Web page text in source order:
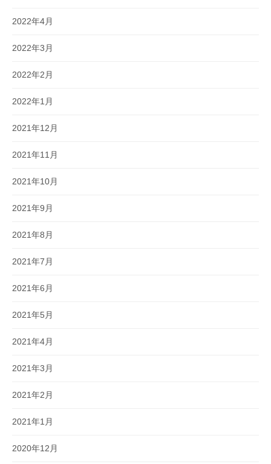
2022年4月
2022年3月
2022年2月
2022年1月
2021年12月
2021年11月
2021年10月
2021年9月
2021年8月
2021年7月
2021年6月
2021年5月
2021年4月
2021年3月
2021年2月
2021年1月
2020年12月